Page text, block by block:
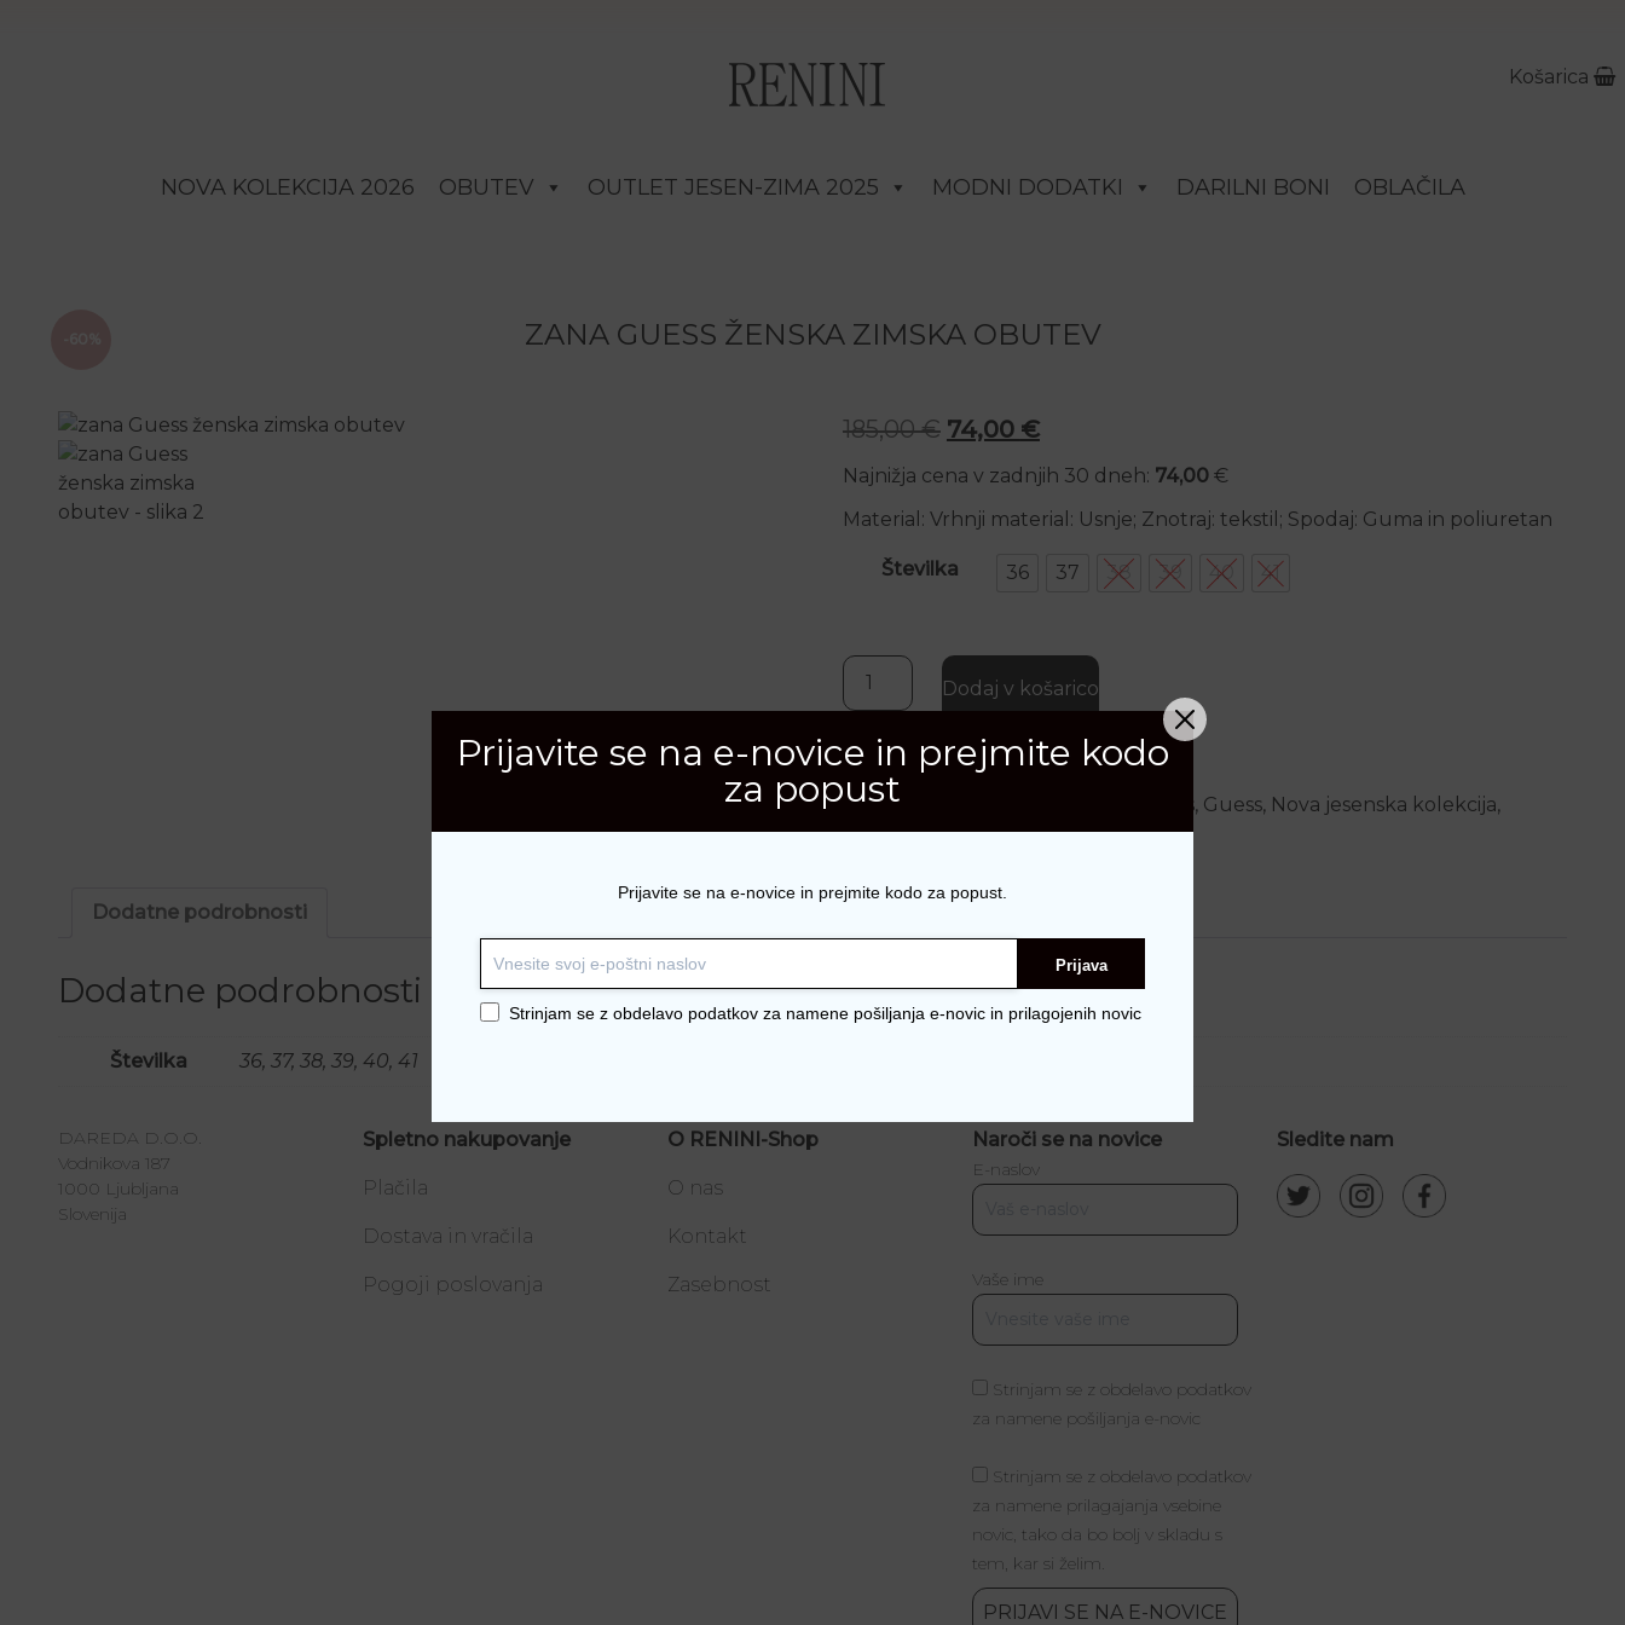
Košarica
NOVA KOLEKCIJA 2026 OBUTEV OUTLET JESEN-ZIMA 2025 MODNI DODATKI DARILNI BONI OBLAČILA
ZANA GUESS ŽENSKA ZIMSKA OBUTEV
185,00€ Izvirna cena je bila: 185,00 €.
74,00 €Trenutna cena je: 74,00 €.
Najnižja cena v zadnjih 30 dneh: 74,00 €
Material: Vrhnji material: Usnje; Znotraj: tekstil; Spodaj: Guma in poliuretan
Številka 36 37 38 39 40 41
zana Guess ženska zimska obutev količina
Dodaj v košarico
Šifra:2148
Kategorije:
Guess, Guess, Nova jesenska kolekcija,
Obutev,Škornji
Dodatne podrobnosti
Dodatne podrobnosti
Številka 36, 37, 38, 39, 40, 41
DAREDA D.O.O.
Vodnikova 187
1000 Ljubljana
Slovenija
Spletno nakupovanje
Plačila
Dostava in vračila
Pogoji poslovanja
O RENINI-Shop
O nas
Kontakt
Zasebnost
Naroči se na novice
E-naslov
Vaše ime
Strinjam se z obdelavo podatkov
za namene pošiljanja e-novic
Strinjam se z obdelavo podatkov
za namene prilagajanja vsebine
novic, tako da bo bolj v skladu s
tem, kar si želim.
PRIJAVI SE NA E-NOVICE
Sledite nam
Prijavite se na e-novice in prejmite kodo
za popust
Prijavite se na e-novice in prejmite kodo za popust.
Prijava
Strinjam se z obdelavo podatkov za namene pošiljanja e-novic in prilagojenih novic